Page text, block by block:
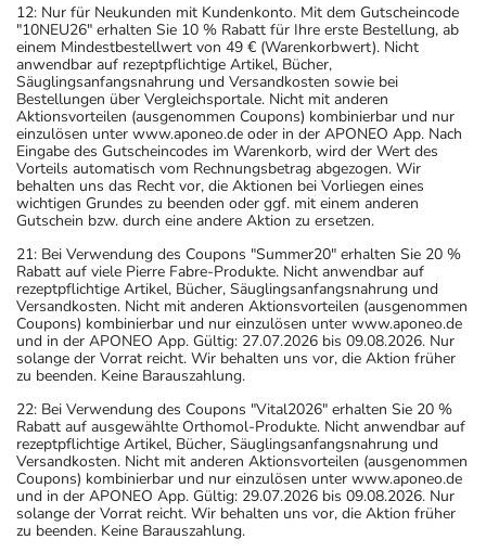
12: Nur für Neukunden mit Kundenkonto. Mit dem Gutscheincode
"10NEU26" erhalten Sie 10 % Rabatt für Ihre erste Bestellung, ab
einem Mindestbestellwert von 49 € (Warenkorbwert). Nicht
anwendbar auf rezeptpflichtige Artikel, Bücher,
Säuglingsanfangsnahrung und Versandkosten sowie bei
Bestellungen über Vergleichsportale. Nicht mit anderen
Aktionsvorteilen (ausgenommen Coupons) kombinierbar und nur
einzulösen unter www.aponeo.de oder in der APONEO App. Nach
Eingabe des Gutscheincodes im Warenkorb, wird der Wert des
Vorteils automatisch vom Rechnungsbetrag abgezogen. Wir
behalten uns das Recht vor, die Aktionen bei Vorliegen eines
wichtigen Grundes zu beenden oder ggf. mit einem anderen
Gutschein bzw. durch eine andere Aktion zu ersetzen.
21: Bei Verwendung des Coupons "Summer20" erhalten Sie 20 %
Rabatt auf viele Pierre Fabre-Produkte. Nicht anwendbar auf
rezeptpflichtige Artikel, Bücher, Säuglingsanfangsnahrung und
Versandkosten. Nicht mit anderen Aktionsvorteilen (ausgenommen
Coupons) kombinierbar und nur einzulösen unter www.aponeo.de
und in der APONEO App. Gültig: 27.07.2026 bis 09.08.2026. Nur
solange der Vorrat reicht. Wir behalten uns vor, die Aktion früher
zu beenden. Keine Barauszahlung.
22: Bei Verwendung des Coupons "Vital2026" erhalten Sie 20 %
Rabatt auf ausgewählte Orthomol-Produkte. Nicht anwendbar auf
rezeptpflichtige Artikel, Bücher, Säuglingsanfangsnahrung und
Versandkosten. Nicht mit anderen Aktionsvorteilen (ausgenommen
Coupons) kombinierbar und nur einzulösen unter www.aponeo.de
und in der APONEO App. Gültig: 29.07.2026 bis 09.08.2026. Nur
solange der Vorrat reicht. Wir behalten uns vor, die Aktion früher
zu beenden. Keine Barauszahlung.